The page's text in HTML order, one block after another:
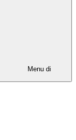
Menu di